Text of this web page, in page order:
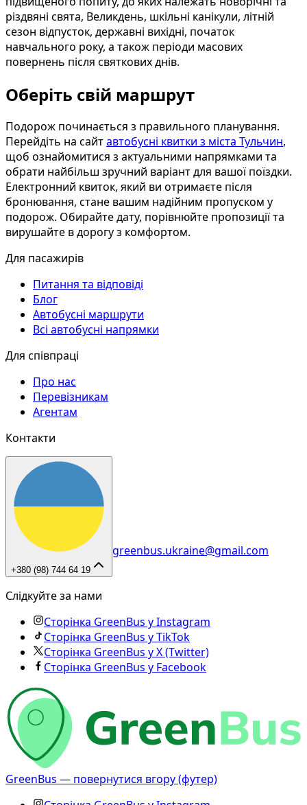
різдвяні свята, Великдень, шкільні канікули, літній
сезон відпусток, державні вихідні, початок
навчального року, а також періоди масових
повернень після святкових днів.
Оберіть свій маршрут
Подорож починається з правильного планування.
Перейдіть на сайтавтобусні квитки з міста Тульчин,
щоб ознайомитися з актуальними напрямками та
обрати найбільш зручний варіант для вашої поїздки.
Електронний квиток, який ви отримаєте після
бронювання, стане вашим надійним пропуском у
подорож. Обирайте дату, порівнюйте пропозиції та
вирушайте в дорогу з комфортом.
Для пасажирів
Питання та відповіді
Блог
Автобусні маршрути
Всі автобусні напрямки
Для співпраці
Про нас
Перевізникам
Агентам
Контакти
+380 (98) 744 64 19
greenbus.ukraine@gmail.com
Слідкуйте за нами
Сторінка GreenBus у Instagram
Сторінка GreenBus у TikTok
Сторінка GreenBus у X (Twitter)
Сторінка GreenBus у Facebook
GreenBus — повернутися вгору (футер)